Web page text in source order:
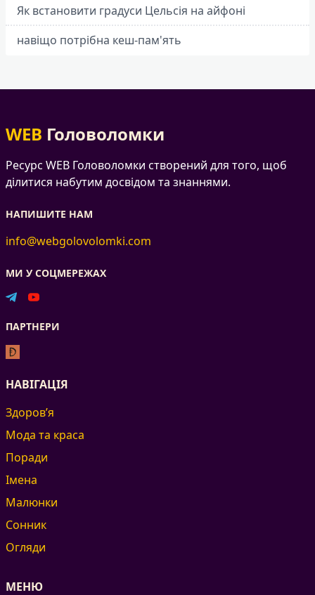
Як встановити градуси Цельсія на айфоні
навіщо потрібна кеш-пам'ять
WEB Головоломки
Ресурс WEB Головоломки створений для того, щоб
ділитися набутим досвідом та знаннями.
НАПИШИТЕ НАМ
info@webgolovolomki.com
МИ У СОЦМЕРЕЖАХ
ПАРТНЕРИ
НАВІГАЦІЯ
Здоров’я
Мода та краса
Поради
Імена
Малюнки
Сонник
Огляди
МЕНЮ